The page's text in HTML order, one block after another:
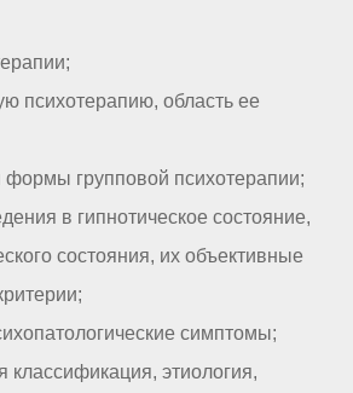
психотерапию, область ее
групповой психотерапии;
в гипнотическое состояние,
состояния, их объективные
симптомы;
этиология,